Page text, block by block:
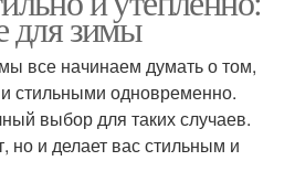
для зимы
все начинаем думать о том,
стильными одновременно.
выбор для таких случаев.
но и делает вас стильным и